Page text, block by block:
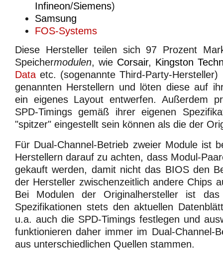
Infineon/Siemens)
Samsung
FOS-Systems
Diese Hersteller teilen sich 97 Prozent
Speichermodulen, wie Corsair, Kingston
Data etc. (sogenannte Third-Party-
genannten Herstellern und löten diese auf
ein eigenes Layout entwerfen. Außerdem
SPD-Timings gemäß ihrer eigenen
"spitzer" eingestellt sein können als die der
Für Dual-Channel-Betrieb zweier Module ist
Herstellern darauf zu achten, dass Modul-
gekauft werden, damit nicht das BIOS den
der Hersteller zwischenzeitlich andere Chips
Bei Modulen der Originalhersteller ist
Spezifikationen stets den aktuellen
u.a. auch die SPD-Timings festlegen und
funktionieren daher immer im Dual-Channel-
aus unterschiedlichen Quellen stammen.